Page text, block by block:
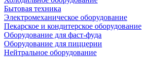
Бытовая техника
Электромеханическое оборудование
Пекарское и кондитерское оборудование
Оборудование для фаст-фуда
Оборудование для пиццерии
Нейтральное оборудование